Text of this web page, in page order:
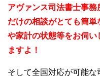
アヴァンス司法書士事務
だけの相談がとても簡単
や家計の状態等をお伺い
ますよ！
そして全国対応が可能な